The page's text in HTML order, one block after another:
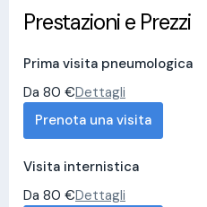
Prestazioni e Prezzi
Prima visita pneumologica
Da 80 €Dettagli
Prenota una visita
Visita internistica
Da 80 €Dettagli